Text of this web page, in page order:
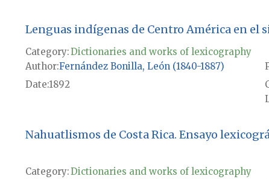
Lenguas indígenas de Centro América en el
Category:Dictionaries and works of lexicography
Author Fernández Bonilla, León (1840-1887)
Date1892
Nahuatlismos de Costa Rica. Ensayo
Category:Dictionaries and works of lexicography